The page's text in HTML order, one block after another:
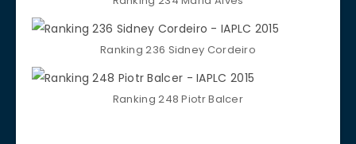
Ranking 236 Sidney Cordeiro
Ranking 248 Piotr Balcer